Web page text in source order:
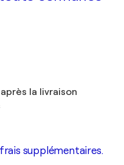
la livraison
supplémentaires.